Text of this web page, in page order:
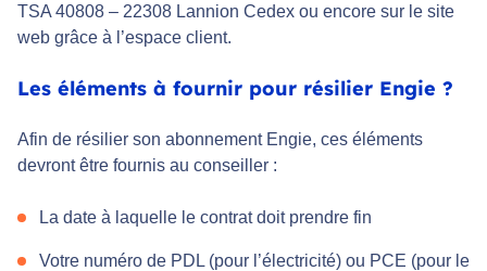
TSA 40808 – 22308 Lannion Cedex ou encore sur le site
web grâce à l’espace client.
Les éléments à fournir pour résilier Engie ?
Afin de résilier son abonnement Engie, ces éléments
devront être fournis au conseiller :
La date à laquelle le contrat doit prendre fin
Votre numéro de PDL (pour l’électricité) ou PCE (pour le